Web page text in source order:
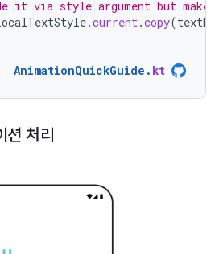
it via style argument but make
.current.copy(
AnimationQuickGuide . kt
션 처리